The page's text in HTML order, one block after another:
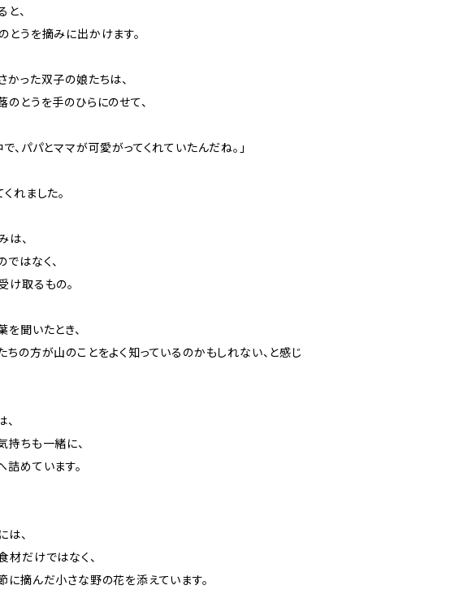
と、
とうを摘みに出かけます。
かった双子の娘たちは、
のとうを手のひらにのせて、
で、パパとママが可愛がってくれていたんだね。」
くれました。
は、
ではなく、
け取るもの。
を聞いたとき、
ちの方が山のことをよく知っているのかもしれない、と感じ
持ちも一緒に、
詰めています。
は、
材だけではなく、
に摘んだ小さな野の花を添えています。